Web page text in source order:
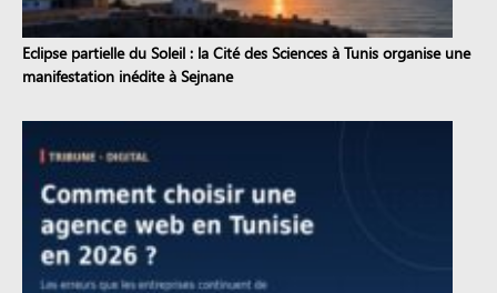
Eclipse partielle du Soleil : la Cité des Sciences à Tunis organise une
manifestation inédite à Sejnane